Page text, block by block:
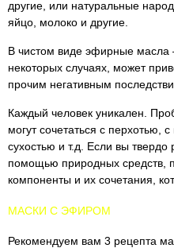
другие, или натуральные
яйцо, молоко и другие.
В чистом виде эфирные масла
некоторых случаях, может
прочим негативным
Каждый человек уникален.
могут сочетаться с перхотью,
сухостью и т.д. Если вы
помощью природных средств,
компоненты и их сочетания,
МАСКИ С ЭФИРОМ
Рекомендуем вам 3 рецепта